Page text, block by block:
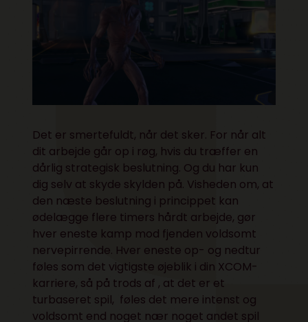
Det er smertefuldt, når det sker. For når alt
dit arbejde går op i røg, hvis du træffer en
dårlig strategisk beslutning. Og du har kun
dig selv at skyde skylden på. Visheden om, at
den næste beslutning i princippet kan
ødelægge flere timers hårdt arbejde, gør
hver eneste kamp mod fjenden voldsomt
nervepirrende. Hver eneste op- og nedtur
føles som det vigtigste øjeblik i din XCOM-
karriere, så på trods af , at det er et
turbaseret spil, føles det mere intenst og
voldsomt end noget nær noget andet spil